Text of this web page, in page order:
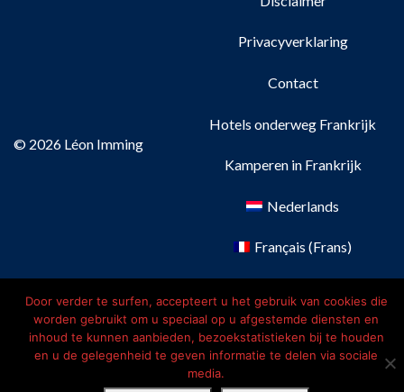
© 2026 Léon Imming
Privacyverklaring
Contact
Hotels onderweg Frankrijk
Kamperen in Frankrijk
Nederlands
Français (Frans)
English(Engels)
Door verder te surfen, accepteert u het gebruik van cookies die
worden gebruikt om u speciaal op u afgestemde diensten en
inhoud te kunnen aanbieden, bezoekstatistieken bij te houden
en u de gelegenheid te geven informatie te delen via sociale
media.